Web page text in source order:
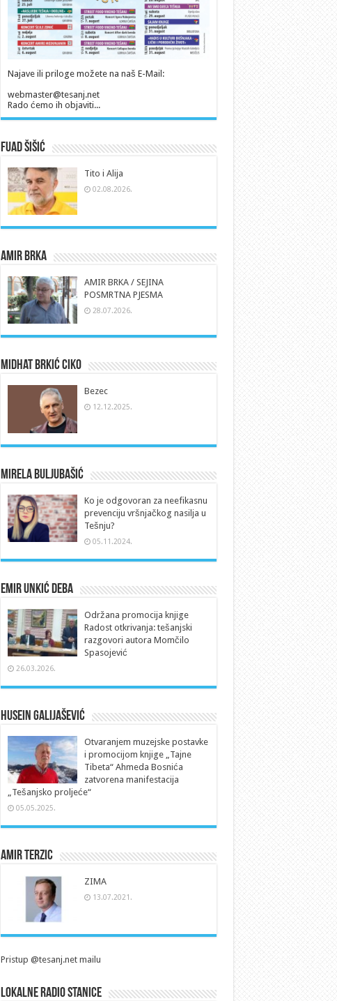
Najave ili priloge možete na naš E-Mail:
webmaster@tesanj.net
Rado ćemo ih objaviti...
Fuad Šišić
Tito i Alija
02.08.2026.
Amir Brka
AMIR BRKA / SEJINA
POSMRTNA PJESMA
28.07.2026.
Midhat Brkić Ciko
Bezec
12.12.2025.
Mirela Buljubašić
Ko je odgovoran za neefikasnu
prevenciju vršnjačkog nasilja u
Tešnju?
05.11.2024.
Emir Unkić Deba
Održana promocija knjige
Radost otkrivanja: tešanjski
razgovori autora Momčilo
Spasojević
26.03.2026.
Husein Galijašević
Otvaranjem muzejske postavke
i promocijom knjige „Tajne
Tibeta“ Ahmeda Bosnića
zatvorena manifestacija
„Tešanjsko proljeće“
05.05.2025.
Amir Terzic
ZIMA
13.07.2021.
Pristup @tesanj.net mailu
Lokalne radio stanice